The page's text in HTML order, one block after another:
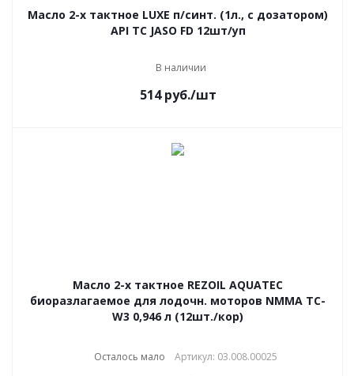
Масло 2-х тактное LUXE п/синт. (1л., c дозатором)
API TC JASO FD 12шт/уп
В наличии
514руб./шт
Масло 2-х тактное REZOIL AQUATEC
биоразлагаемое для лодочн. моторов NMMA TC-
W3 0,946 л (12шт./кор)
Осталось мало Артикул: 03.008.00025